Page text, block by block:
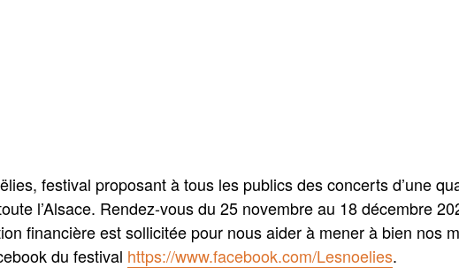
festival proposant à tous les publics des concerts d’une
l’Alsace. Rendez-vous du 25 novembre au 18 décembre
financière est sollicitée pour nous aider à mener à bien nos
du festival https://www.facebook.com/Lesnoelies.